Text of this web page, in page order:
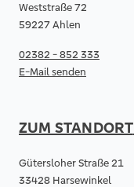
Weststraße 72
59227 Ahlen
02382 - 852 333
E-Mail senden
ZUM STANDORT
Gütersloher Straße 21
33428 Harsewinkel